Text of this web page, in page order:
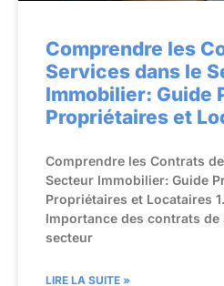
Comprendre les
Services dans le
Immobilier: Guide
Propriétaires et
Comprendre les Contrats
Secteur Immobilier: Guide
Propriétaires et Locataires
Importance des contrats de
secteur
LIRE LA SUITE »